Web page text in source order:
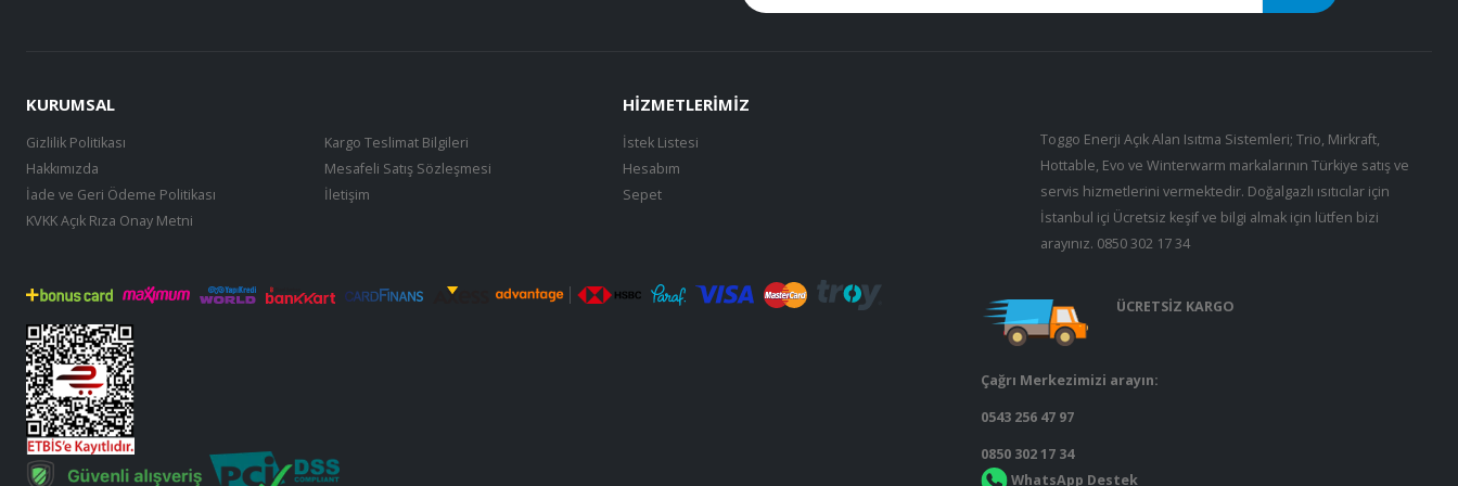
KURUMSAL
Gizlilik Politikası
Hakkımızda
İade ve Geri Ödeme Politikası
KVKK Açık Rıza Onay Metni
Kargo Teslimat Bilgileri
Mesafeli Satış Sözleşmesi
İletişim
HIZMETLERIMIZ
İstek Listesi
Hesabım
Sepet
Toggo Enerji Açık Alan Isıtma Sistemleri; Trio, Mirkraft,
Hottable, Evo ve Winterwarm markalarının Türkiye satış ve
servis hizmetlerini vermektedir. Doğalgazlı ısıtıcılar için
İstanbul içi Ücretsiz keşif ve bilgi almak için lütfen bizi
arayınız. 0850 302 17 34
ÜCRETSİZ KARGO
Çağrı Merkezimizi arayın:
0543 256 47 97
0850 302 17 34
WhatsApp Destek